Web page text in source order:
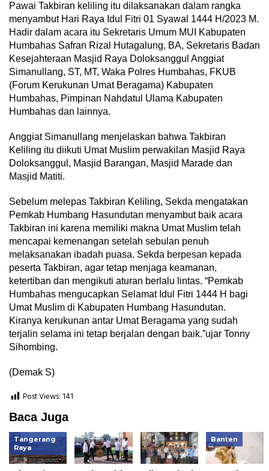
Pawai Takbiran keliling itu dilaksanakan dalam rangka
menyambut Hari Raya Idul Fitri 01 Syawal 1444 H/2023 M.
Hadir dalam acara itu Sekretaris Umum MUI Kabupaten
Humbahas Safran Rizal Hutagalung, BA, Sekretaris Badan
Kesejahteraan Masjid Raya Doloksanggul Anggiat
Simanullang, ST, MT, Waka Polres Humbahas, FKUB
(Forum Kerukunan Umat Beragama) Kabupaten
Humbahas, Pimpinan Nahdatul Ulama Kabupaten
Humbahas dan lainnya.
Anggiat Simanullang menjelaskan bahwa Takbiran
Keliling itu diikuti Umat Muslim perwakilan Masjid Raya
Doloksanggul, Masjid Barangan, Masjid Marade dan
Masjid Matiti.
Sebelum melepas Takbiran Keliling, Sekda mengatakan
Pemkab Humbang Hasundutan menyambut baik acara
Takbiran ini karena memiliki makna Umat Muslim telah
mencapai kemenangan setelah sebulan penuh
melaksanakan ibadah puasa. Sekda berpesan kepada
peserta Takbiran, agar tetap menjaga keamanan,
ketertiban dan mengikuti aturan berlalu lintas. “Pemkab
Humbahas mengucapkan Selamat Idul Fitri 1444 H bagi
Umat Muslim di Kabupaten Humbang Hasundutan.
Kiranya kerukunan antar Umat Beragama yang sudah
terjalin selama ini tetap berjalan dengan baik.”ujar Tonny
Sihombing.
(Demak S)
Post Views: 141
Baca Juga
Tangerang
Raya
Banten